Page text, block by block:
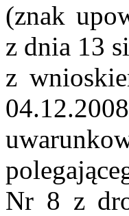
(znak
z dnia 13
z
04.12.2008
Nr 8 z